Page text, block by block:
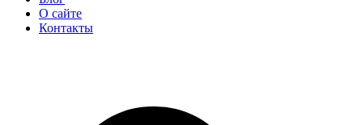
О сайте
Контакты